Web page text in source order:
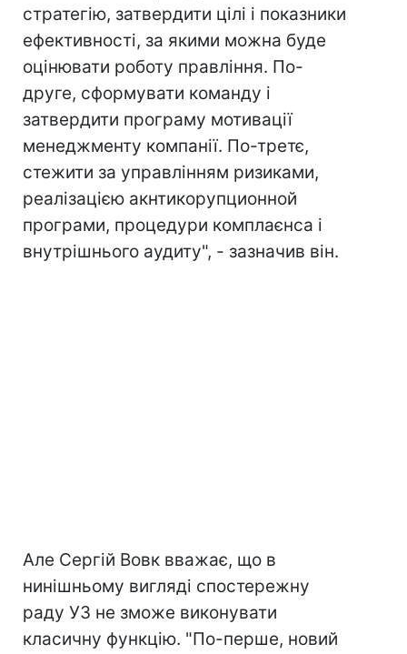
стратегію, затвердити цілі і показники
ефективності, за якими можна буде
оцінювати роботу правління. По-
друге, сформувати команду і
затвердити програму мотивації
менеджменту компанії. По-третє,
стежити за управлінням ризиками,
реалізацією акнтикорупционной
програми, процедури комплаєнса і
внутрішнього аудиту", - зазначив він.
Але Сергій Вовк вважає, що в
нинішньому вигляді спостережну
раду УЗ не зможе виконувати
класичну функцію. "По-перше, новий